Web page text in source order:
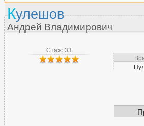
Стаж: 33
Кулешов
Андрей Владимирович